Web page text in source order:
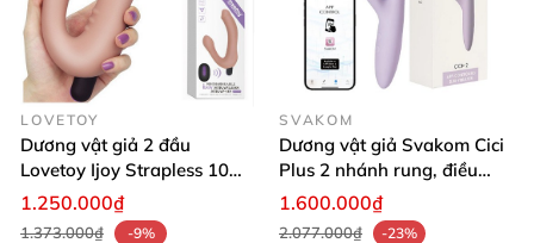
LOVETOY
Dương vật giả 2 đầu
Lovetoy Ijoy Strapless 10
chế độ rung siêu kích thích
1.250.000₫
1.373.000₫
-9%
SVAKOM
Dương vật giả Svakom Cici
Plus 2 nhánh rung, điều
khiển App dễ dùng, kích
thích cực mạnh
1.600.000₫
2.077.000₫
-23%